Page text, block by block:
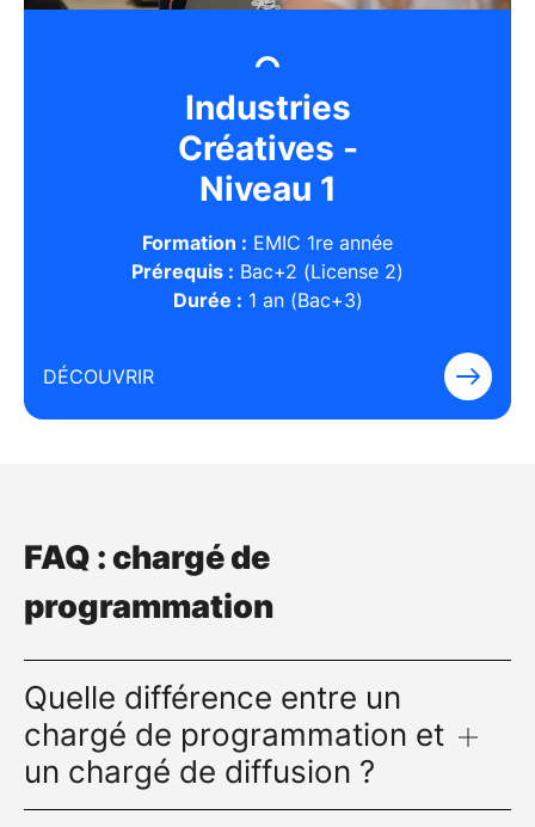
Industries
Créatives -
Niveau 1
Formation : EMIC 1re année
Prérequis : Bac+2 (License 2)
Durée : 1 an (Bac+3)
DÉCOUVRIR
FAQ : chargé de
programmation
Quelle différence entre un
chargé de programmation et
un chargé de diffusion ?